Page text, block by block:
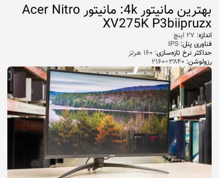
بهترین مانیتور 4k: مانیتور Acer Nitro
XV275K P3biipruzx
اندازه: ۲۷ اینچ
فناوری پنل: IPS
حداکثر نرخ تازه‌سازی: ۱۶۰ هرتز
رزولوشن: